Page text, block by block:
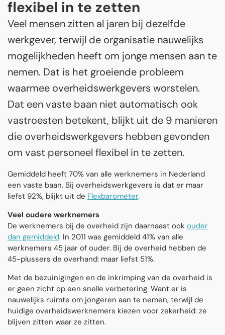
flexibel in te zetten
Veel mensen zitten al jaren bij dezelfde
werkgever, terwijl de organisatie nauwelijks
mogelijkheden heeft om jonge mensen aan te
nemen. Dat is het groeiende probleem
waarmee overheidswerkgevers worstelen.
Dat een vaste baan niet automatisch ook
vastroesten betekent, blijkt uit de 9 manieren
die overheidswerkgevers hebben gevonden
om vast personeel flexibel in te zetten.
Gemiddeld heeft 70% van alle werknemers in Nederland
een vaste baan. Bij overheidswerkgevers is dat er maar
liefst 92%, blijkt uit de Flexbarometer.
Veel oudere werknemers
De werknemers bij de overheid zijn daarnaast ook ouder
dan gemiddeld. In 2011 was gemiddeld 41% van alle
werknemers 45 jaar of ouder. Bij de overheid hebben de
45-plussers de overhand: maar liefst 51%.
Met de bezuinigingen en de inkrimping van de overheid is
er geen zicht op een snelle verbetering. Want er is
nauwelijks ruimte om jongeren aan te nemen, terwijl de
huidige overheidswerknemers kiezen voor zekerheid: ze
blijven zitten waar ze zitten.